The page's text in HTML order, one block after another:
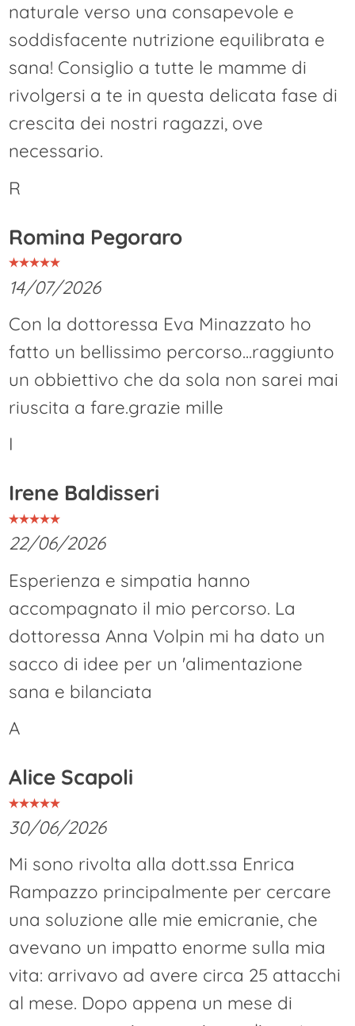
naturale verso una consapevole e
soddisfacente nutrizione equilibrata e
sana! Consiglio a tutte le mamme di
rivolgersi a te in questa delicata fase di
crescita dei nostri ragazzi, ove
necessario.
R
Romina Pegoraro
14/07/2026
Con la dottoressa Eva Minazzato ho
fatto un bellissimo percorso...raggiunto
un obbiettivo che da sola non sarei mai
riuscita a fare.grazie mille
I
Irene Baldisseri
22/06/2026
Esperienza e simpatia hanno
accompagnato il mio percorso. La
dottoressa Anna Volpin mi ha dato un
sacco di idee per un 'alimentazione
sana e bilanciata
A
Alice Scapoli
30/06/2026
Mi sono rivolta alla dott.ssa Enrica
Rampazzo principalmente per cercare
una soluzione alle mie emicranie, che
avevano un impatto enorme sulla mia
vita: arrivavo ad avere circa 25 attacchi
al mese. Dopo appena un mese di